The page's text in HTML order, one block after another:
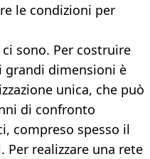
le condizioni per
sono. Per costruire
dimensioni è
unica, che può
di confronto
compreso spesso il
realizzare una rete